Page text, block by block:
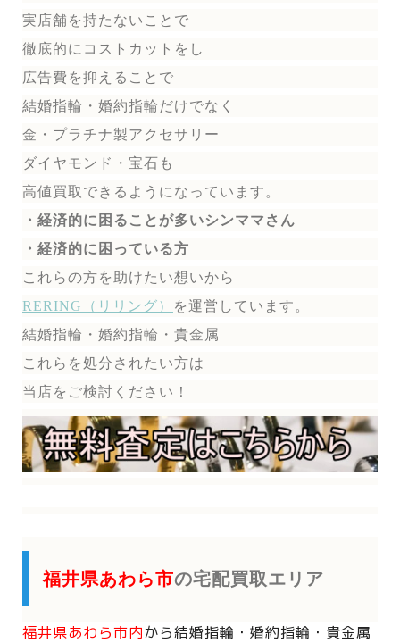
実店舗を持たないことで
徹底的にコストカットをし
広告費を抑えることで
結婚指輪・婚約指輪だけでなく
金・プラチナ製アクセサリー
ダイヤモンド・宝石も
高値買取できるようになっています。
・経済的に困ることが多いシンママさん
・経済的に困っている方
これらの方を助けたい想いから
RERING（リリング）
を運営しています。
結婚指輪・婚約指輪・貴金属
これらを処分されたい方は
当店をご検討ください！
福井県あわら市の宅配買取エリア
福井県あわら市内から結婚指輪・婚約指輪・貴金属